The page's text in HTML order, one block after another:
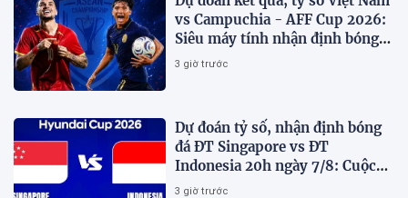
vs Campuchia - AFF Cup 2026:
Siêu máy tính nhận định bóng
đá hôm nay
3 giờ trước
Dự đoán tỷ số, nhận định bóng
đá ĐT Singapore vs ĐT
Indonesia 20h ngày 7/8: Cuộc
chiến sống còn
3 giờ trước